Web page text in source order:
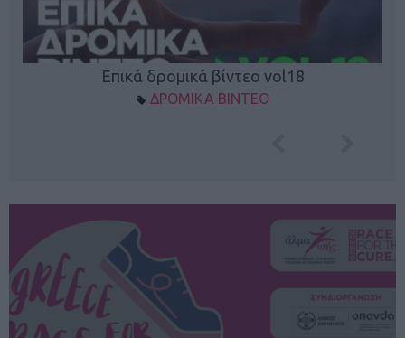
Επικά δρομικά βίντεο vol18
ΔΡΟΜΙΚΑ ΒΙΝΤΕΟ